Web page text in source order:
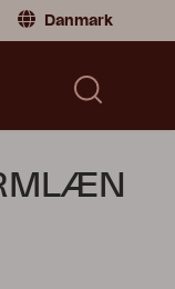
Danmark
Sweden